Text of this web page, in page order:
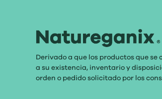
Derivado a que los productos que
a su existencia, inventario y
orden o pedido solicitado por los